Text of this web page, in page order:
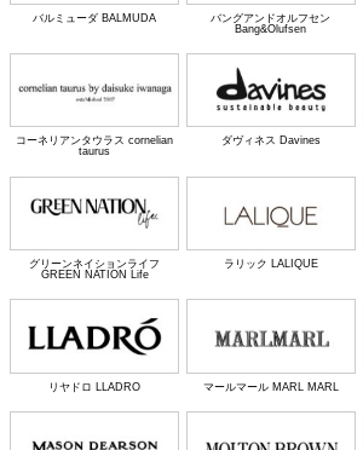
バルミューダ BALMUDA
バングアンドオルフセン
Bang&Olufsen
コーネリアンタウラス cornelian
taurus
ダヴィネス Davines
グリーンネイションライフ
GREEN NATION Life
ラリック LALIQUE
リヤドロ LLADRO マールマール MARL MARL